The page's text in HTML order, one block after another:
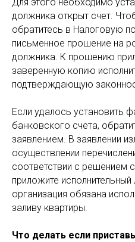
должника открыт счет.
обратитесь в Налоговую
письменное прошение на
должника. К прошению
заверенную копию
подтверждающую
Если удалось установить
банковского счета,
заявлением. В заявлении
осуществлении
соответствии с решением
приложите исполнительный
организация обязана
заливу квартиры.
Что делать если